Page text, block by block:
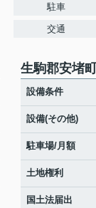
駐車
交通
生駒郡安堵
設備条件
設備(その他)
駐車場/月額
土地権利
国土法届出